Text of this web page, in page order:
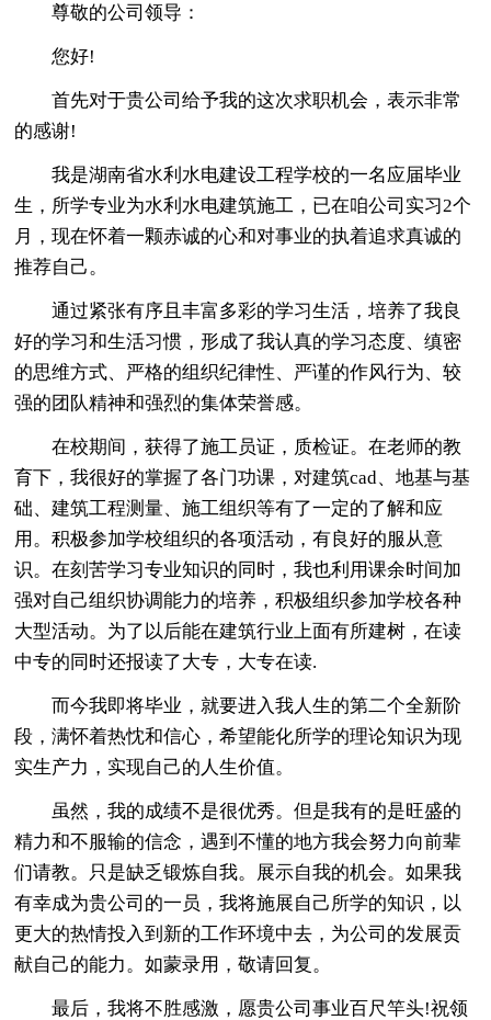
尊敬的公司领导：
您好!
首先对于贵公司给予我的这次求职机会，表示非常
的感谢!
我是湖南省水利水电建设工程学校的一名应届毕业
生，所学专业为水利水电建筑施工，已在咱公司实习2个
月，现在怀着一颗赤诚的心和对事业的执着追求真诚的
推荐自己。
通过紧张有序且丰富多彩的学习生活，培养了我良
好的学习和生活习惯，形成了我认真的学习态度、缜密
的思维方式、严格的组织纪律性、严谨的作风行为、较
强的团队精神和强烈的集体荣誉感。
在校期间，获得了施工员证，质检证。在老师的教
育下，我很好的掌握了各门功课，对建筑cad、地基与基
础、建筑工程测量、施工组织等有了一定的了解和应
用。积极参加学校组织的各项活动，有良好的服从意
识。在刻苦学习专业知识的同时，我也利用课余时间加
强对自己组织协调能力的培养，积极组织参加学校各种
大型活动。为了以后能在建筑行业上面有所建树，在读
中专的同时还报读了大专，大专在读.
而今我即将毕业，就要进入我人生的第二个全新阶
段，满怀着热忱和信心，希望能化所学的理论知识为现
实生产力，实现自己的人生价值。
虽然，我的成绩不是很优秀。但是我有的是旺盛的
精力和不服输的信念，遇到不懂的地方我会努力向前辈
们请教。只是缺乏锻炼自我。展示自我的机会。如果我
有幸成为贵公司的一员，我将施展自己所学的知识，以
更大的热情投入到新的工作环境中去，为公司的发展贡
献自己的能力。如蒙录用，敬请回复。
最后，我将不胜感激，愿贵公司事业百尺竿头!祝领